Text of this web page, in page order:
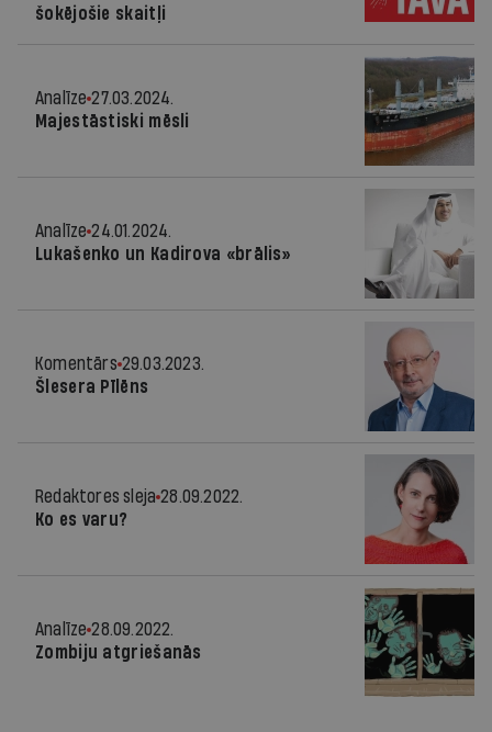
šokējošie skaitļi
Analīze 27.03.2024.
Majestāstiski mēsli
Analīze 24.01.2024.
Lukašenko un Kadirova «brālis»
Komentārs 29.03.2023.
Šlesera Pīlēns
Redaktores sleja 28.09.2022.
Ko es varu?
Analīze 28.09.2022.
Zombiju atgriešanās